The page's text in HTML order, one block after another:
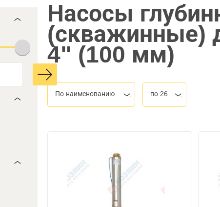
Насосы
(скважинные)
4" (100 мм)
По наименованию по 26